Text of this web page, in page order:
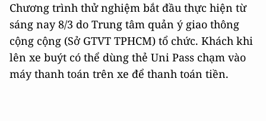
Chương trình thử nghiệm bắt đầu thực hiện từ
sáng nay 8/3 do Trung tâm quản ý giao thông
cộng cộng (Sở GTVT TPHCM) tổ chức. Khách khi
lên xe buýt có thể dùng thẻ Uni Pass chạm vào
máy thanh toán trên xe để thanh toán tiền.